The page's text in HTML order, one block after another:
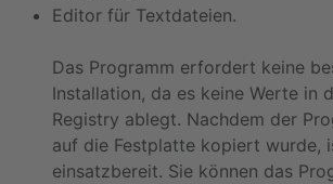
Editor für Textdateien.
Das Programm erfordert keine
Installation, da es keine Werte in
Registry ablegt. Nachdem der
auf die Festplatte kopiert wurde,
einsatzbereit. Sie können das